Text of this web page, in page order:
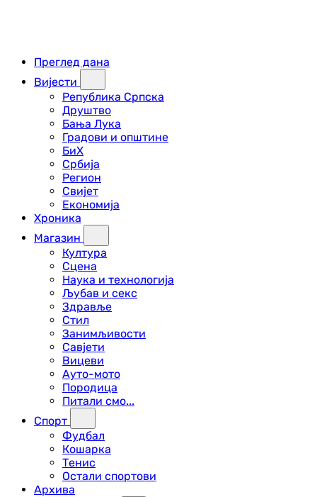
Преглед дана
Вијести
Република Српска
Друштво
Бања Лука
Градови и општине
БиХ
Србија
Регион
Свијет
Економија
Хроника
Магазин
Култура
Сцена
Наука и технологија
Љубав и секс
Здравље
Стил
Занимљивости
Савјети
Вицеви
Ауто-мото
Породица
Питали смо...
Спорт
Фудбал
Кошарка
Тенис
Остали спортови
Архива